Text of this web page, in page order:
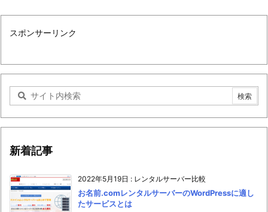
スポンサーリンク
新着記事
2022年5月19日 : レンタルサーバー比較
お名前.comレンタルサーバーのWordPressに適し
たサービスとは